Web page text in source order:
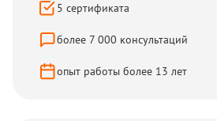
5 сертификата
более 7 000 консультаций
опыт работы более 13 лет